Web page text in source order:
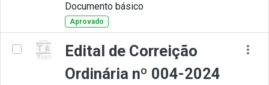
Documento básico
Aprovado
Edital de Correição
Ordinária nº 004-2024